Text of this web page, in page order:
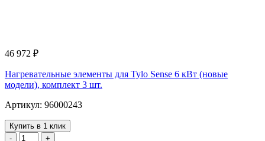
46 972 ₽
Нагревательные элементы для Tylo Sense 6 кВт (новые
модели), комплект 3 шт.
Артикул: 96000243
Купить в 1 клик
-
+